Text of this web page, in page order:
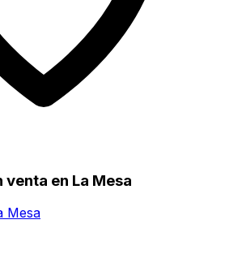
venta en La Mesa
Mesa